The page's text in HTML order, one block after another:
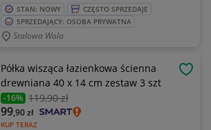
STAN: NOWY
CZĘSTO SPRZEDAJE
SPRZEDAJĄCY: OSOBA PRYWATNA
Stalowa Wola
Półka wisząca łazienkowa ścienna
drewniana 40 x 14 cm zestaw 3 szt
-16% 119,90 zł
KUP TERAZ
99,90zł